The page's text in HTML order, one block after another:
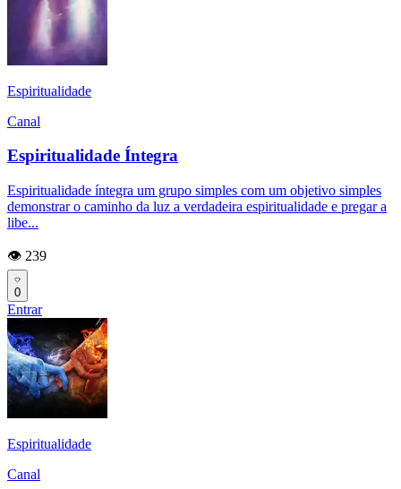
Espiritualidade
Canal
Espiritualidade Íntegra
Espiritualidade íntegra um grupo simples com um objetivo simples
demonstrar o caminho da luz a verdadeira espiritualidade e pregar a
libe...
👁️ 239
0
Entrar
Espiritualidade
Canal